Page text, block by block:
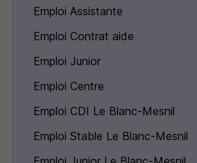
Emploi Assistante
Emploi Contrat aide
Emploi Junior
Emploi Centre
Emploi CDI Le Blanc-Mesnil
Emploi Stable Le Blanc-Mesnil